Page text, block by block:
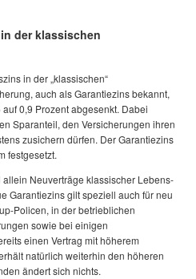
der klassischen
in der „klassischen“
auch als Garantiezins bekannt,
0,9 Prozent abgesenkt. Dabei
Sparanteil, den Versicherungen ihren
zusichern dürfen. Der Garantiezins
festgesetzt.
Neuverträge klassischer Lebens-
Garantiezins gilt speziell auch für neu
Policen, in der betrieblichen
sowie bei einigen
einen Vertrag mit höherem
natürlich weiterhin den höheren
ändert sich nichts.